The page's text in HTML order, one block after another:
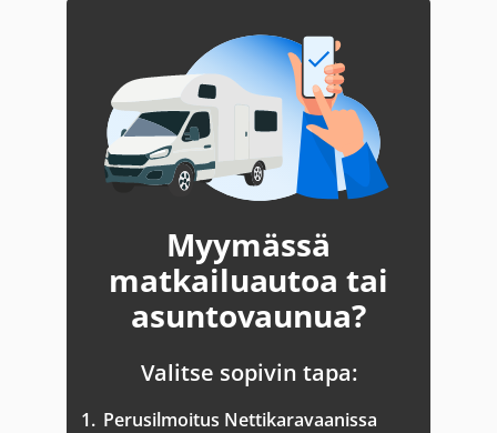
Myymässä
matkailuautoa tai
asuntovaunua?
Valitse sopivin tapa:
1. Perusilmoitus Nettikaravaanissa